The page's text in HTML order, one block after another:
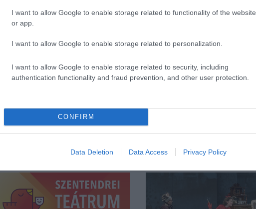
I want to allow Google to enable storage related to functionality of the website
or app.
I want to allow Google to enable storage related to personalization.
I want to allow Google to enable storage related to security, including
authentication functionality and fraud prevention, and other user protection.
CONFIRM
Data Deletion Data Access Privacy Policy